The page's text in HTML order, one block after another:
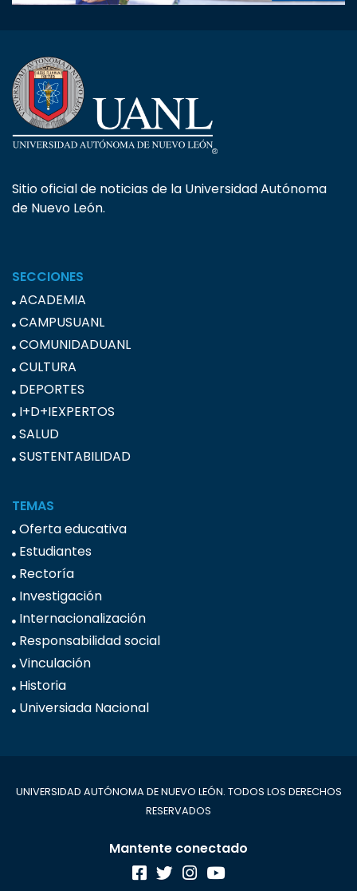
Sitio oficial de noticias de la Universidad Autónoma
de Nuevo León.
SECCIONES
ACADEMIA
CAMPUSUANL
COMUNIDADUANL
CULTURA
DEPORTES
I+D+IEXPERTOS
SALUD
SUSTENTABILIDAD
TEMAS
Oferta educativa
Estudiantes
Rectoría
Investigación
Internacionalización
Responsabilidad social
Vinculación
Historia
Universiada Nacional
UNIVERSIDAD AUTÓNOMA DE NUEVO LEÓN. TODOS LOS DERECHOS
RESERVADOS
Mantente conectado